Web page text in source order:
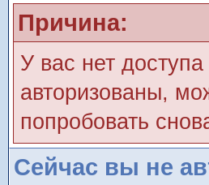
Причина:
У вас нет
авторизованы,
попробовать
Сейчас вы не